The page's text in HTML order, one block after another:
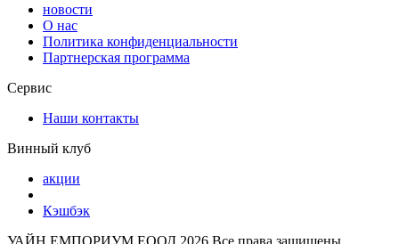
новости
О нас
Политика конфиденциальности
Партнерская программа
Сервис
Наши контакты
Винный клуб
акции
Кэшбэк
УАЙН ЕМПОРИУМ ЕООД 2026 Все права защищены